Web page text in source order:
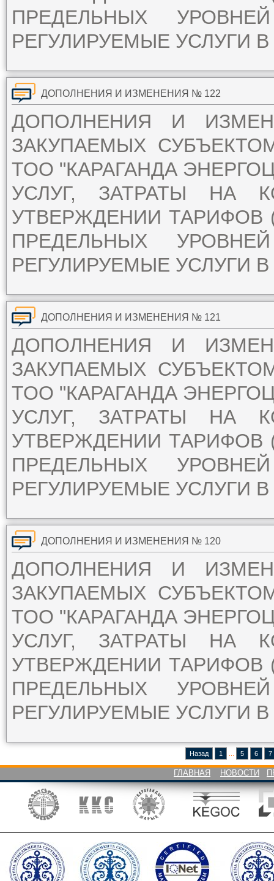
ПРЕДЕЛЬНЫХ
РЕГУЛИРУЕМЫЕ УСЛУГИ В
ДОПОЛНЕНИЯ И ИЗМЕНЕНИЯ № 122
ДОПОЛНЕНИЯ И
ЗАКУПАЕМЫХ
ТОО "КАРАГАНДА
УСЛУГ, ЗАТРАТЫ НА
УТВЕРЖДЕНИИ ТАРИФОВ
ПРЕДЕЛЬНЫХ
РЕГУЛИРУЕМЫЕ УСЛУГИ В
ДОПОЛНЕНИЯ И ИЗМЕНЕНИЯ № 121
ДОПОЛНЕНИЯ И
ЗАКУПАЕМЫХ
ТОО "КАРАГАНДА
УСЛУГ, ЗАТРАТЫ НА
УТВЕРЖДЕНИИ ТАРИФОВ
ПРЕДЕЛЬНЫХ
РЕГУЛИРУЕМЫЕ УСЛУГИ В
ДОПОЛНЕНИЯ И ИЗМЕНЕНИЯ № 120
ДОПОЛНЕНИЯ И
ЗАКУПАЕМЫХ
ТОО "КАРАГАНДА
УСЛУГ, ЗАТРАТЫ НА
УТВЕРЖДЕНИИ ТАРИФОВ
ПРЕДЕЛЬНЫХ
РЕГУЛИРУЕМЫЕ УСЛУГИ В
Назад 1 5 6 7
ГЛАВНАЯ НОВОСТИ